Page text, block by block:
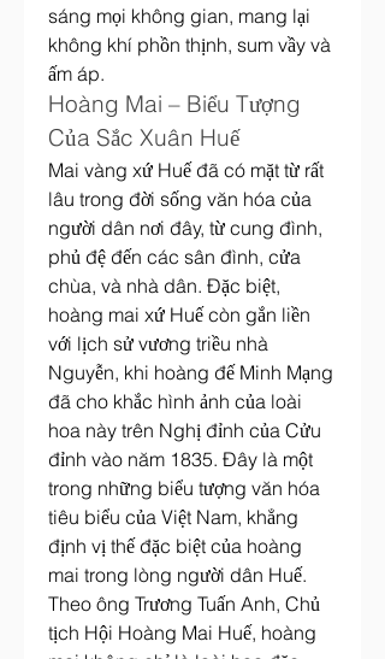
sáng mọi không gian, mang lại
không khí phồn thịnh, sum vầy và
ấm áp.
Hoàng Mai – Biểu Tượng
Của Sắc Xuân Huế
Mai vàng xứ Huế đã có mặt từ rất
lâu trong đời sống văn hóa của
người dân nơi đây, từ cung đình,
phủ đệ đến các sân đình, cửa
chùa, và nhà dân. Đặc biệt,
hoàng mai xứ Huế còn gắn liền
với lịch sử vương triều nhà
Nguyễn, khi hoàng đế Minh Mạng
đã cho khắc hình ảnh của loài
hoa này trên Nghị đỉnh của Cửu
đỉnh vào năm 1835. Đây là một
trong những biểu tượng văn hóa
tiêu biểu của Việt Nam, khẳng
định vị thế đặc biệt của hoàng
mai trong lòng người dân Huế.
Theo ông Trương Tuấn Anh, Chủ
tịch Hội Hoàng Mai Huế, hoàng